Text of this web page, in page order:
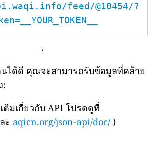
feed/@10454/?
.
นได้ดี คุณจะสามารถรับข้อมูลที่คล้าย
:
ติมเกี่ยวกับ API โปรดดูที่
ะ aqicn.org/json-api/doc/ )